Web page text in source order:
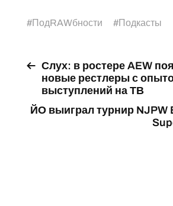
#ПодRAWбности #Подкасты
Слух: в ростере AEW
новые рестлеры с
выступлений на ТВ
ЙО выиграл турнир NJPW